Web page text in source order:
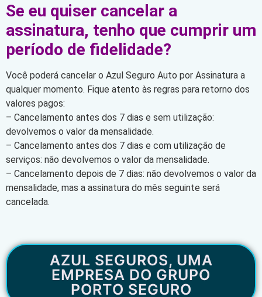
Se eu quiser cancelar a
assinatura, tenho que cumprir um
período de fidelidade?
Você poderá cancelar o Azul Seguro Auto por Assinatura a
qualquer momento. Fique atento às regras para retorno dos
valores pagos:
– Cancelamento antes dos 7 dias e sem utilização:
devolvemos o valor da mensalidade.
– Cancelamento antes dos 7 dias e com utilização de
serviços: não devolvemos o valor da mensalidade.
– Cancelamento depois de 7 dias: não devolvemos o valor da
mensalidade, mas a assinatura do mês seguinte será
cancelada.
AZUL SEGUROS, UMA
EMPRESA DO GRUPO
PORTO SEGURO